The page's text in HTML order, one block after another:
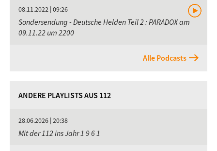
08.11.2022 | 09:26
Sondersendung - Deutsche Helden Teil 2 : PARADOX am
09.11.22 um 2200
Alle Podcasts
ANDERE PLAYLISTS AUS 112
28.06.2026 | 20:38
Mit der 112 ins Jahr 1 9 6 1